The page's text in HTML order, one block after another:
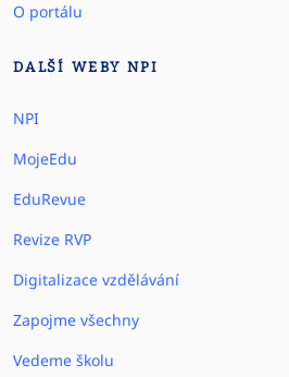
O portálu
DALŠÍ WEBY NPI
NPI
MojeEdu
EduRevue
Revize RVP
Digitalizace vzdělávání
Zapojme všechny
Vedeme školu